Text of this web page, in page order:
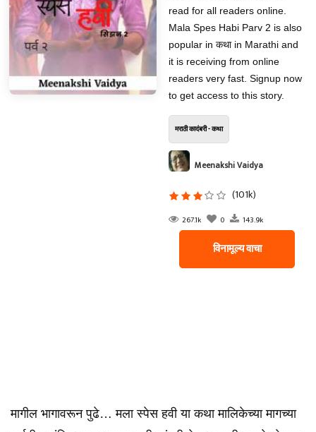
read for all readers online.
Mala Spes Habi Parv 2 is also
popular in कथा in Marathi and
it is receiving from online
readers very fast. Signup now
to get access to this story.
मराठी कादंबरी - कथा
Meenakshi Vaidya
(101k)
267.1k 0 143.9k
विनामूल्य वाचा
मागील भागावरून पुढे… मला स्पेस हवी या कथा मालिकेच्या मागच्या